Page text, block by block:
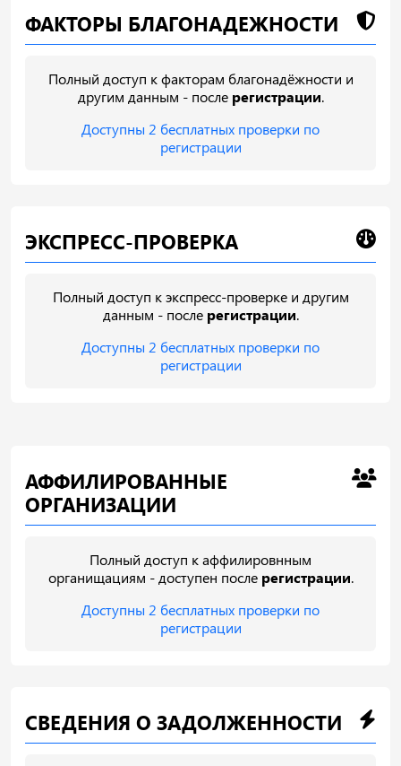
ФАКТОРЫ БЛАГОНАДЕЖНОСТИ
Полный доступ к факторам благонадёжности и
другим данным - после регистрации.
Доступны 2 бесплатных проверки по
регистрации
ЭКСПРЕСС-ПРОВЕРКА
Полный доступ к экспресс-проверке и другим
данным - после регистрации.
Доступны 2 бесплатных проверки по
регистрации
АФФИЛИРОВАННЫЕ
ОРГАНИЗАЦИИ
Полный доступ к аффилировнным
органищациям - доступен после регистрации.
Доступны 2 бесплатных проверки по
регистрации
СВЕДЕНИЯ О ЗАДОЛЖЕННОСТИ